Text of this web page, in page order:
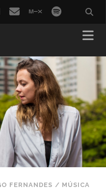
emailmixcloud
spotify
FERNANDES / MÚSICA